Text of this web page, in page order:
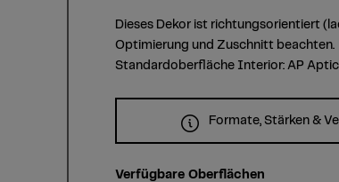
Dieses Dekor ist richtungsorientiert
Optimierung und Zuschnitt beachten.
Standardoberfläche Interior: AP
Formate, Stärken &
Verfügbare Oberflächen